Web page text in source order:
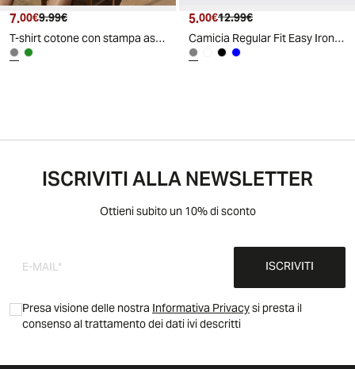
Prezzo attuale
7.00€ Prezzo originale
9.99€
T-shirt cotone con stampa astratta all over - Grigio fango
Prezzo attuale
5.00€ Prezzo originale
12.99€
Camicia Regular Fit Easy Iron Collo Coreano - Grigio fango
ISCRIVITI ALLA NEWSLETTER
Ottieni subito un 10% di sconto
ISCRIVITI
Presa visione delle nostraInformativa Privacysi presta il
consenso al trattamento dei dati ivi descritti